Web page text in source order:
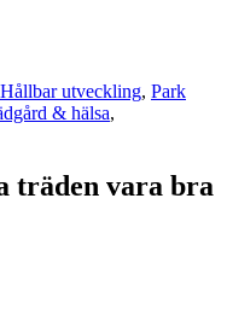
Kategorier
Hållbar utveckling, Park
& hälsa,
träden vara bra